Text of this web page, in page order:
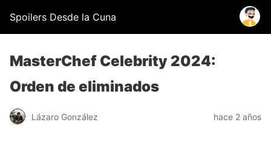
Spoilers Desde la Cuna
MasterChef Celebrity 2024:
Orden de eliminados
Lázaro González hace 2 años